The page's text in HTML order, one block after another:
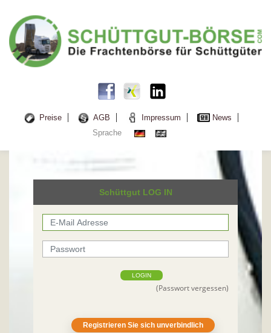
Preise AGB Impressum
News
Sprache
Schüttgut LOG IN
LOGIN
(Passwort vergessen)
Registrieren Sie sich unverbindlich